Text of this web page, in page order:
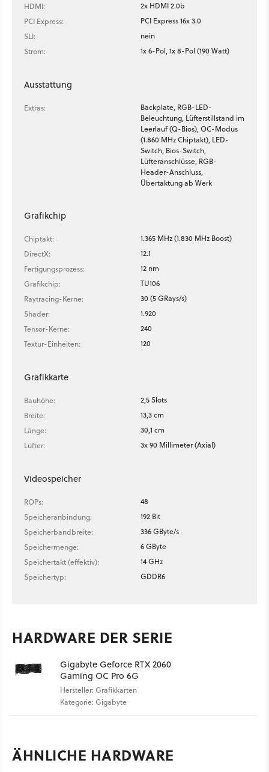
HDMI:
2x HDMI 2.0b
PCI Express:
PCI Express 16x 3.0
SLI:
nein
Strom:
1x 6-Pol, 1x 8-Pol (190 Watt)
Ausstattung
Extras:
Backplate, RGB-LED-
Beleuchtung, Lüfterstillstand im
Leerlauf (Q-Bios), OC-Modus
(1.860 MHz Chiptakt), LED-
Switch, Bios-Switch,
Lüfteranschlüsse, RGB-
Header-Anschluss,
Übertaktung ab Werk
Grafikchip
Chiptakt:
1.365 MHz (1.830 MHz Boost)
DirectX:
12.1
Fertigungsprozess:
12 nm
Grafikchip:
TU106
Raytracing-Kerne:
30 (5 GRays/s)
Shader:
1.920
Tensor-Kerne:
240
Textur-Einheiten:
120
Grafikkarte
Bauhöhe:
2,5 Slots
Breite:
13,3 cm
Länge:
30,1 cm
Lüfter:
3x 90 Millimeter (Axial)
Videospeicher
ROPs:
48
Speicheranbindung:
192 Bit
Speicherbandbreite:
336 GByte/s
Speichermenge:
6 GByte
Speichertakt (effektiv):
14 GHz
Speichertyp:
GDDR6
HARDWARE DER SERIE
Gigabyte Geforce RTX 2060
Gaming OC Pro 6G
Hersteller: Grafikkarten
Kategorie: Gigabyte
ÄHNLICHE HARDWARE